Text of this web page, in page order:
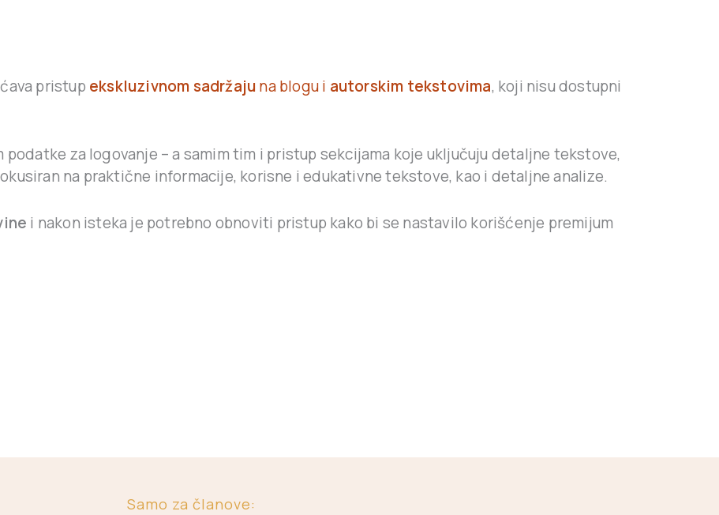
pristup ekskluzivnom sadržajuna blogu i autorskim tekstovima, koji nisu dostupni
za logovanje – a samim tim i pristup sekcijama koje uključuju detaljne tekstove,
na praktične informacije, korisne i edukativne tekstove, kao i detaljne analize.
i nakon isteka je potrebno obnoviti pristup kako bi se nastavilo korišćenje premijum
Samo za članove: